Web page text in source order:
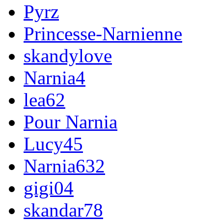
Pyrz
Princesse-Narnienne
skandylove
Narnia4
lea62
Pour Narnia
Lucy45
Narnia632
gigi04
skandar78